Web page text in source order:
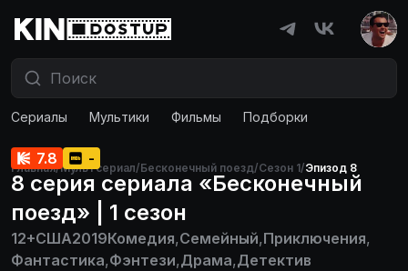
Сериалы Мультики Фильмы Подборки
Главная/Мультсериал/Бесконечный поезд/Сезон 1/Эпизод 8
7.8 -
8 серия сериала «Бесконечный
поезд» | 1 сезон
12+США2019Комедия,Семейный,Приключения,
Фантастика,Фэнтези,Драма,Детектив